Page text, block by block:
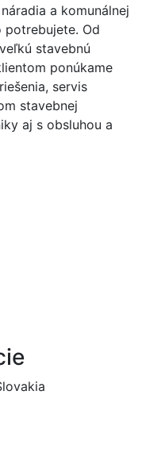
a komunálnej
potrebujete. Od
stavebnú
ponúkame
servis
stavebnej
aj s obsluhou a